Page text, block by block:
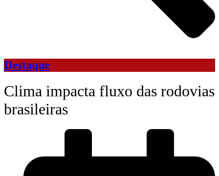
Destaque
Clima impacta fluxo das rodovias
brasileiras